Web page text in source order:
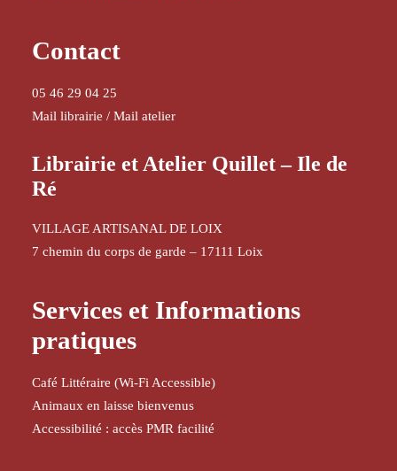
Contact
05 46 29 04 25
Mail librairie / Mail atelier
Librairie et Atelier Quillet – Ile de
Ré
VILLAGE ARTISANAL DE LOIX
7 chemin du corps de garde – 17111 Loix
Services et Informations
pratiques
Café Littéraire (Wi-Fi Accessible)
Animaux en laisse bienvenus
Accessibilité : accès PMR facilité